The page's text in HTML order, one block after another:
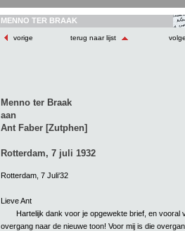
MENNO TER BRAAK
vorige terug naar lijst
Menno ter Braak
aan
Ant Faber [Zutphen]
Rotterdam, 7 juli 1932
Rotterdam, 7 Juli‘32
Lieve Ant
Hartelijk dank voor je opgewekte brief, en vooral
overgang naar de nieuwe toon! Voor mij is die